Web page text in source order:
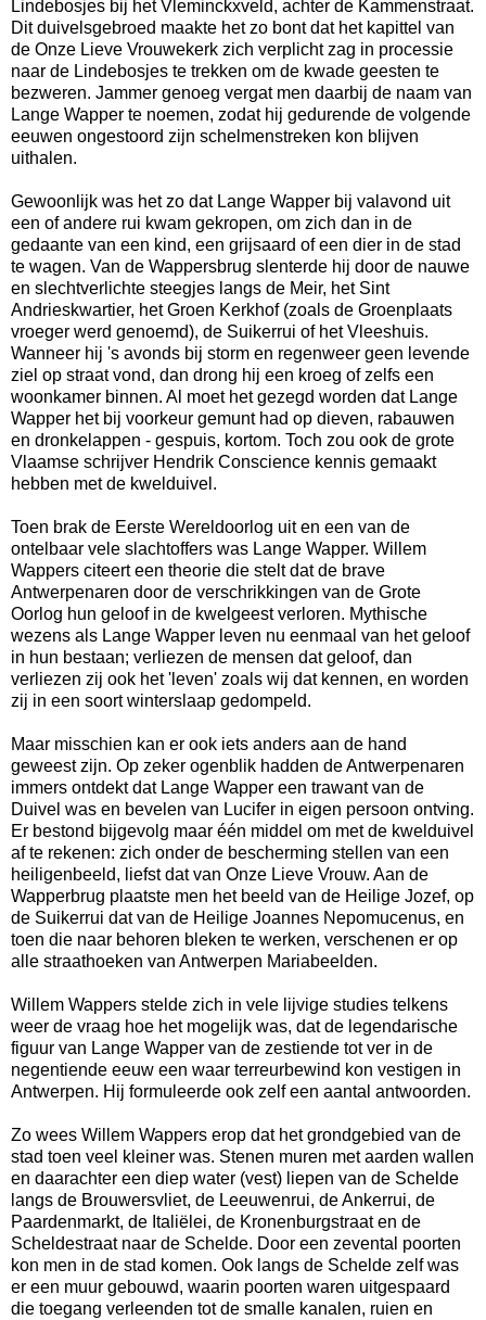
Lindebosjes bij het Vleminckxveld, achter de Kammenstraat.
Dit duivelsgebroed maakte het zo bont dat het kapittel van
de Onze Lieve Vrouwekerk zich verplicht zag in processie
naar de Lindebosjes te trekken om de kwade geesten te
bezweren. Jammer genoeg vergat men daarbij de naam van
Lange Wapper te noemen, zodat hij gedurende de volgende
eeuwen ongestoord zijn schelmenstreken kon blijven
uithalen.
Gewoonlijk was het zo dat Lange Wapper bij valavond uit
een of andere rui kwam gekropen, om zich dan in de
gedaante van een kind, een grijsaard of een dier in de stad
te wagen. Van de Wappersbrug slenterde hij door de nauwe
en slechtverlichte steegjes langs de Meir, het Sint
Andrieskwartier, het Groen Kerkhof (zoals de Groenplaats
vroeger werd genoemd), de Suikerrui of het Vleeshuis.
Wanneer hij 's avonds bij storm en regenweer geen levende
ziel op straat vond, dan drong hij een kroeg of zelfs een
woonkamer binnen. Al moet het gezegd worden dat Lange
Wapper het bij voorkeur gemunt had op dieven, rabauwen
en dronkelappen - gespuis, kortom. Toch zou ook de grote
Vlaamse schrijver Hendrik Conscience kennis gemaakt
hebben met de kwelduivel.
Toen brak de Eerste Wereldoorlog uit en een van de
ontelbaar vele slachtoffers was Lange Wapper. Willem
Wappers citeert een theorie die stelt dat de brave
Antwerpenaren door de verschrikkingen van de Grote
Oorlog hun geloof in de kwelgeest verloren. Mythische
wezens als Lange Wapper leven nu eenmaal van het geloof
in hun bestaan; verliezen de mensen dat geloof, dan
verliezen zij ook het 'leven' zoals wij dat kennen, en worden
zij in een soort winterslaap gedompeld.
Maar misschien kan er ook iets anders aan de hand
geweest zijn. Op zeker ogenblik hadden de Antwerpenaren
immers ontdekt dat Lange Wapper een trawant van de
Duivel was en bevelen van Lucifer in eigen persoon ontving.
Er bestond bijgevolg maar één middel om met de kwelduivel
af te rekenen: zich onder de bescherming stellen van een
heiligenbeeld, liefst dat van Onze Lieve Vrouw. Aan de
Wapperbrug plaatste men het beeld van de Heilige Jozef, op
de Suikerrui dat van de Heilige Joannes Nepomucenus, en
toen die naar behoren bleken te werken, verschenen er op
alle straathoeken van Antwerpen Mariabeelden.
Willem Wappers stelde zich in vele lijvige studies telkens
weer de vraag hoe het mogelijk was, dat de legendarische
figuur van Lange Wapper van de zestiende tot ver in de
negentiende eeuw een waar terreurbewind kon vestigen in
Antwerpen. Hij formuleerde ook zelf een aantal antwoorden.
Zo wees Willem Wappers erop dat het grondgebied van de
stad toen veel kleiner was. Stenen muren met aarden wallen
en daarachter een diep water (vest) liepen van de Schelde
langs de Brouwersvliet, de Leeuwenrui, de Ankerrui, de
Paardenmarkt, de Italiëlei, de Kronenburgstraat en de
Scheldestraat naar de Schelde. Door een zevental poorten
kon men in de stad komen. Ook langs de Schelde zelf was
er een muur gebouwd, waarin poorten waren uitgespaard
die toegang verleenden tot de smalle kanalen, ruien en